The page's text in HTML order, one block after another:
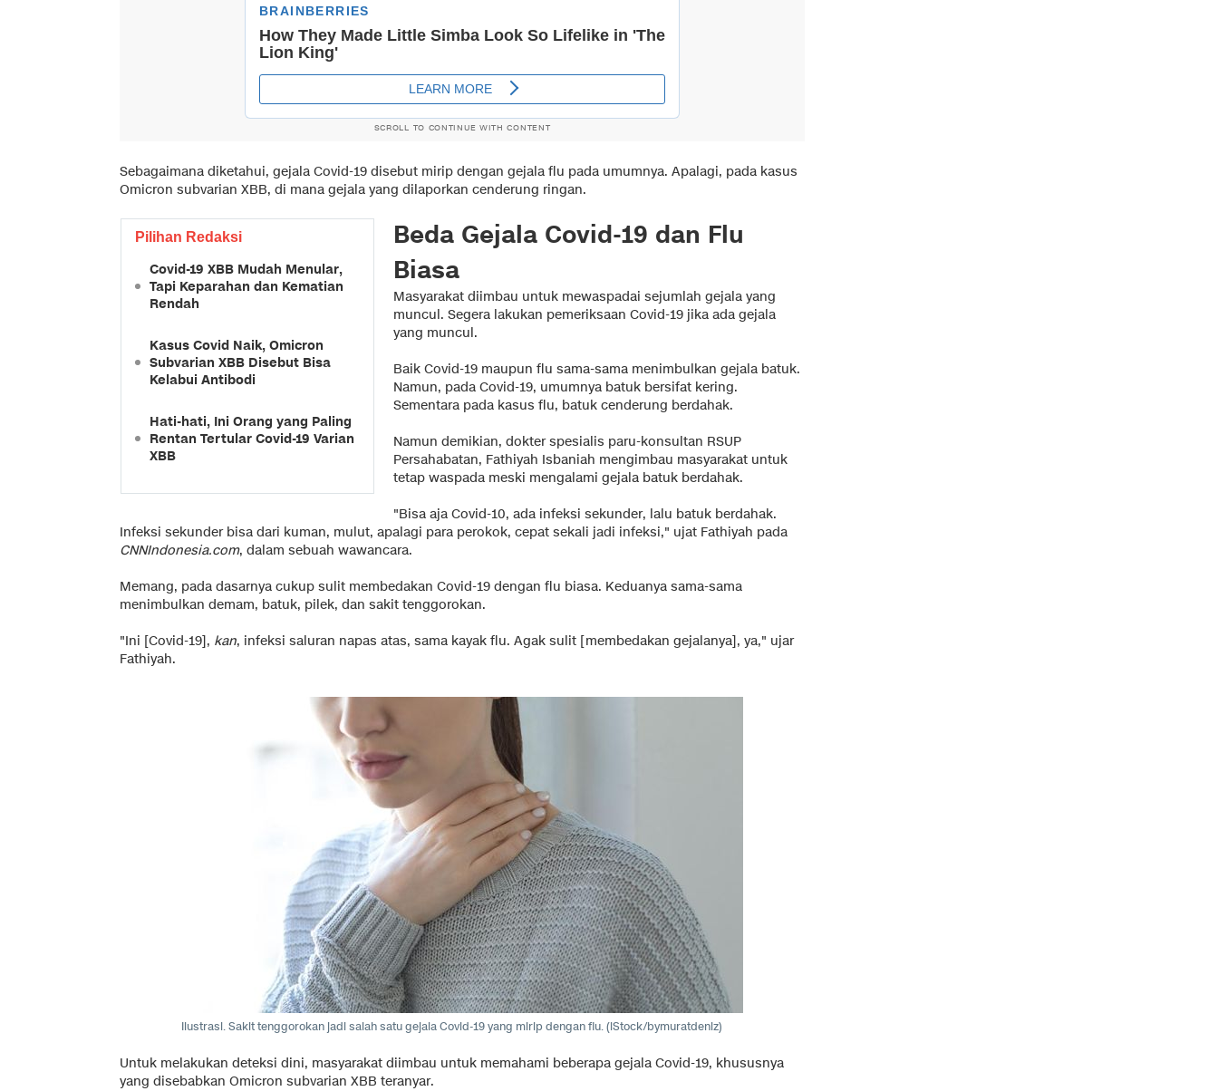
SCROLL TO CONTINUE WITH CONTENT
Sebagaimana diketahui, gejala Covid-19 disebut mirip dengan gejala flu pada umumnya. Apalagi, pada kasus
Omicron subvarian XBB, di mana gejala yang dilaporkan cenderung ringan.
Pilihan Redaksi
Covid-19 XBB Mudah Menular,
Tapi Keparahan dan Kematian
Rendah
Kasus Covid Naik, Omicron
Subvarian XBB Disebut Bisa
Kelabui Antibodi
Hati-hati, Ini Orang yang Paling
Rentan Tertular Covid-19 Varian
XBB
Beda Gejala Covid-19 dan Flu
Biasa
Masyarakat diimbau untuk mewaspadai sejumlah gejala yang
muncul. Segera lakukan pemeriksaan Covid-19 jika ada gejala
yang muncul.
Baik Covid-19 maupun flu sama-sama menimbulkan gejala batuk.
Namun, pada Covid-19, umumnya batuk bersifat kering.
Sementara pada kasus flu, batuk cenderung berdahak.
Namun demikian, dokter spesialis paru-konsultan RSUP
Persahabatan, Fathiyah Isbaniah mengimbau masyarakat untuk
tetap waspada meski mengalami gejala batuk berdahak.
"Bisa aja Covid-10, ada infeksi sekunder, lalu batuk berdahak.
Infeksi sekunder bisa dari kuman, mulut, apalagi para perokok, cepat sekali jadi infeksi," ujat Fathiyah pada
CNNIndonesia.com, dalam sebuah wawancara.
Memang, pada dasarnya cukup sulit membedakan Covid-19 dengan flu biasa. Keduanya sama-sama
menimbulkan demam, batuk, pilek, dan sakit tenggorokan.
"Ini [Covid-19], kan, infeksi saluran napas atas, sama kayak flu. Agak sulit [membedakan gejalanya], ya," ujar
Fathiyah.
Ilustrasi. Sakit tenggorokan jadi salah satu gejala Covid-19 yang mirip dengan flu. (iStock/bymuratdeniz)
Untuk melakukan deteksi dini, masyarakat diimbau untuk memahami beberapa gejala Covid-19, khususnya
yang disebabkan Omicron subvarian XBB teranyar.